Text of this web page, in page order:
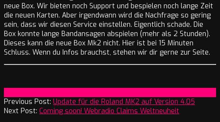
neue Box. Wir bieten noch Support und bespielen noch lange Zeit
die neuen Karten. Aber irgendwann wird die Nachfrage so gering
sein, dass wir diesen Service einstellen. Eigentlich schade. Die
Box konnte lange Bandansagen abspielen (mehr als 2 Stunden).
Dieses kann die neue Box Mk2 nicht. Hier ist bei 15 Minuten
Schluss. Wenn du Infos brauchst, stehen wir dir gerne zur Seite.
05-
29
Previous Post: Update für die Roland MK2 auf Version 4.05
Next Post: Coming soon! Webradio Claims Weltneuheit